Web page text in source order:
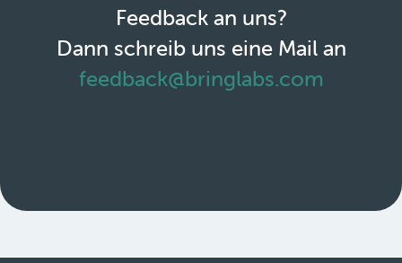
Feedback an uns?
Dann schreib uns eine Mail an
feedback@bringlabs.com